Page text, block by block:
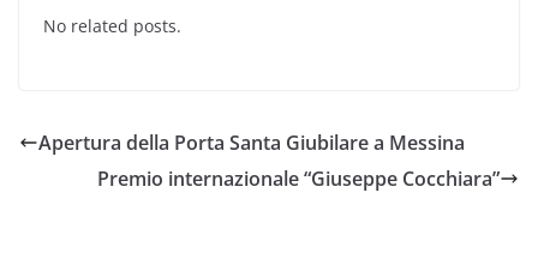
No related posts.
Apertura della Porta Santa Giubilare a Messina
Premio internazionale “Giuseppe Cocchiara”